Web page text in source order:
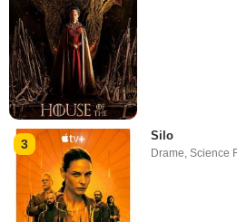
3
Silo
Drame ,Science